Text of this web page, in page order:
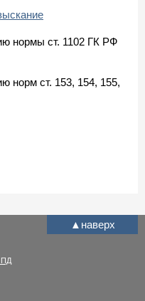
нормы ст. 1102 ГК РФ
норм ст. 153, 154, 155,
▲ наверх
ПД